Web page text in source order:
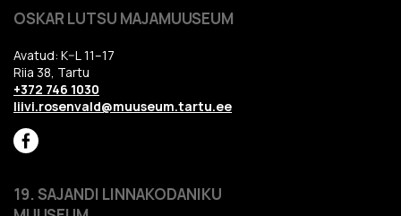
OSKAR LUTSU MAJAMUUSEUM
Avatud: K–L 11–17
Riia 38, Tartu
+372 746 1030
liivi.rosenvald@muuseum.tartu.ee
19. SAJANDI LINNAKODANIKU